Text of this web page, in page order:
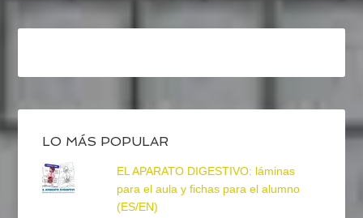
LO MÁS POPULAR
EL APARATO DIGESTIVO: láminas
para el aula y fichas para el alumno
(ES/EN)